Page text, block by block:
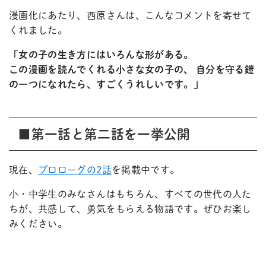
漫画化にあたり、西原さんは、こんなコメントを寄せて
くれました。
「女の子の生き方にはいろんな形がある。
この漫画を読んでくれる小さな女の子の、 自分を守る鎧
の一つになれたら、すごくうれしいです。」
■第一話と第二話を一挙公開
現在、 プロローグの2話を掲載中です。
小・中学生のみなさんはもちろん、すべての世代の人た
ちが、共感して、勇気をもらえる物語です。ぜひお楽し
みください。